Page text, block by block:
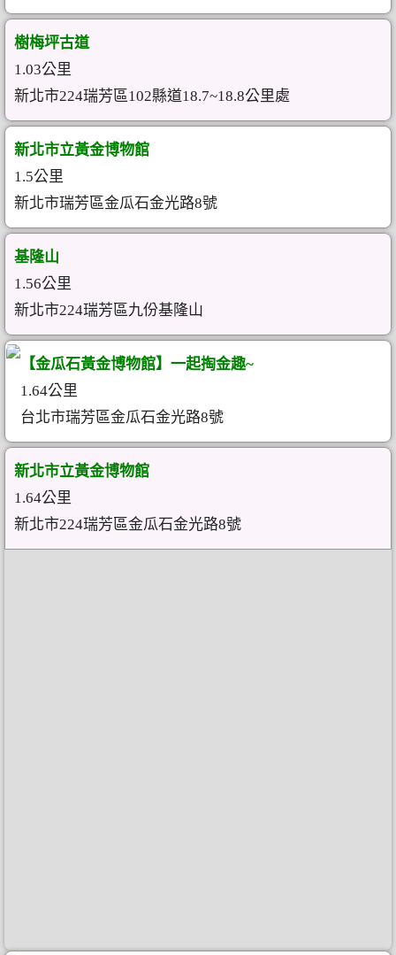
樹梅坪古道
1.03公里
新北市224瑞芳區102縣道18.7~18.8公里處
新北市立黃金博物館
1.5公里
新北市瑞芳區金瓜石金光路8號
基隆山
1.56公里
新北市224瑞芳區九份基隆山
【金瓜石黃金博物館】一起掏金趣~
1.64公里
台北市瑞芳區金瓜石金光路8號
新北市立黃金博物館
1.64公里
新北市224瑞芳區金瓜石金光路8號